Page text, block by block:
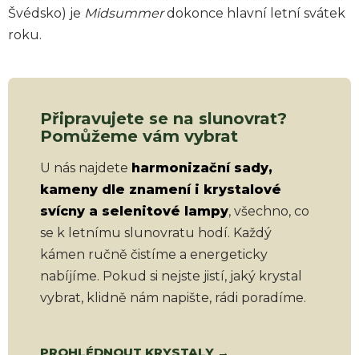
Švédsko) je Midsummerdokonce hlavní letní svátek
roku.
Připravujete se na slunovrat?
Pomůžeme vám vybrat
U nás najdete harmonizační sady,
kameny dle znamení i krystalové
svícny a selenitové lampy, všechno, co
se k letnímu slunovratu hodí. Každý
kámen ručně čistíme a energeticky
nabíjíme. Pokud si nejste jistí, jaký krystal
vybrat, klidně nám napište, rádi poradíme.
PROHLÉDNOUT KRYSTALY →